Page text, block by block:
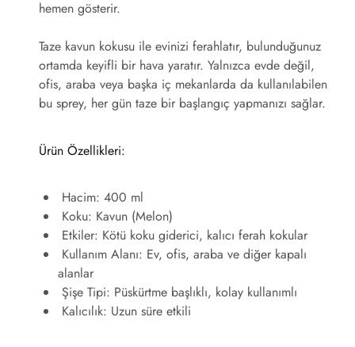
hemen gösterir.
Taze kavun kokusu ile evinizi ferahlatır, bulunduğunuz
ortamda keyifli bir hava yaratır. Yalnızca evde değil,
ofis, araba veya başka iç mekanlarda da kullanılabilen
bu sprey, her gün taze bir başlangıç yapmanızı sağlar.
Ürün Özellikleri:
Hacim: 400 ml
Koku: Kavun (Melon)
Etkiler: Kötü koku giderici, kalıcı ferah kokular
Kullanım Alanı: Ev, ofis, araba ve diğer kapalı
alanlar
Şişe Tipi: Püskürtme başlıklı, kolay kullanımlı
Kalıcılık: Uzun süre etkili